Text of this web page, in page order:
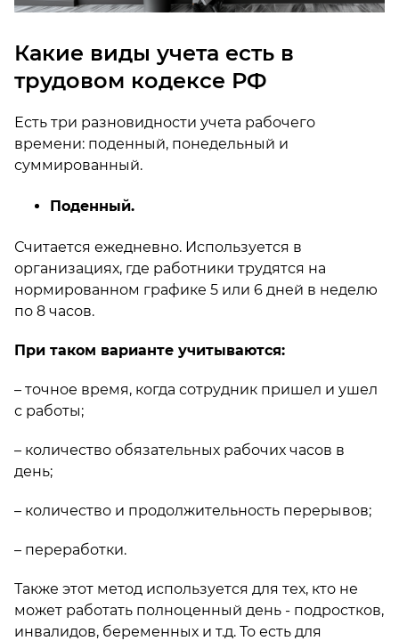
Какие виды учета есть в
трудовом кодексе РФ
Есть три разновидности учета рабочего
времени: поденный, понедельный и
суммированный.
Поденный.
Считается ежедневно. Используется в
организациях, где работники трудятся на
нормированном графике 5 или 6 дней в неделю
по 8 часов.
При таком варианте учитываются:
– точное время, когда сотрудник пришел и ушел
с работы;
– количество обязательных рабочих часов в
день;
– количество и продолжительность перерывов;
– переработки.
Также этот метод используется для тех, кто не
может работать полноценный день - подростков,
инвалидов, беременных и т.д. То есть для